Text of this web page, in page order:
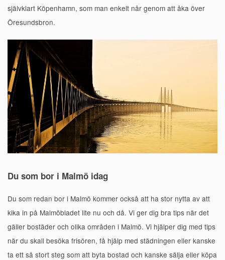
självklart Köpenhamn, som man enkelt når genom att åka över
Öresundsbron.
Du som bor i Malmö idag
Du som redan bor i Malmö kommer också att ha stor nytta av att
kika in på Malmöbladet lite nu och då. Vi ger dig bra tips när det
gäller bostäder och olika områden i Malmö. Vi hjälper dig med tips
när du skall besöka frisören, få hjälp med städningen eller kanske
ta ett så stort steg som att byta bostad och kanske sälja eller köpa